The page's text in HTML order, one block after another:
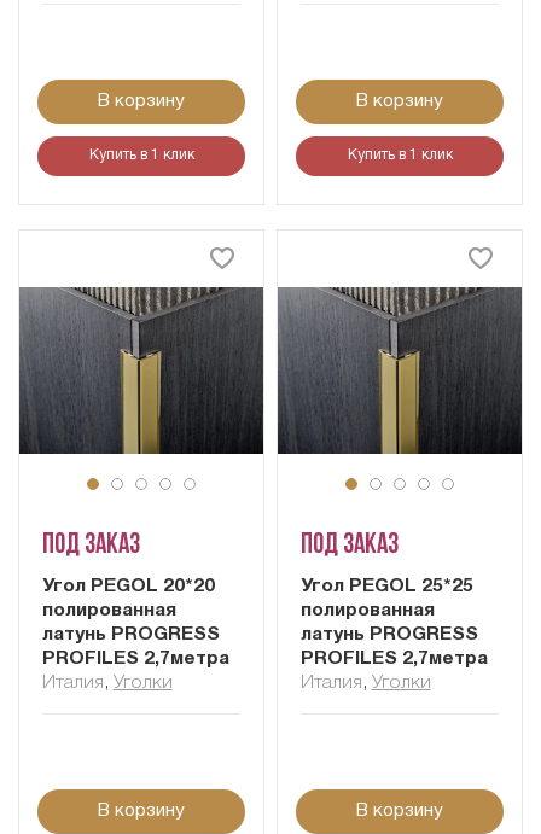
В корзину
Купить в 1 клик
В корзину
Купить в 1 клик
Под заказ
Угол PEGOL 20*20
полированная
латунь PROGRESS
PROFILES 2,7метра
Италия , Уголки
В корзину
Под заказ
Угол PEGOL 25*25
полированная
латунь PROGRESS
PROFILES 2,7метра
Италия , Уголки
В корзину